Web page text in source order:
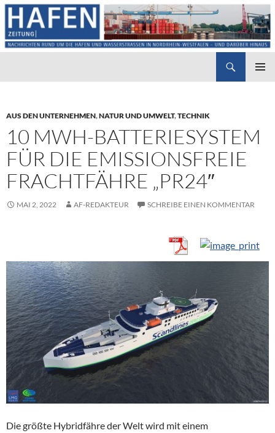
AUS DEN UNTERNEHMEN,NATUR UND UMWELT,TECHNIK
10 MWH-BATTERIESYSTEM
FÜR DIE EMISSIONSFREIE
FRACHTFÄHRE „PR24″
MAI 2, 2022 AF-REDAKTEUR SCHREIBE EINEN KOMMENTAR
Die größte Hybridfähre der Welt wird mit einem